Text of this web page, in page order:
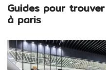
Guides pour
à paris